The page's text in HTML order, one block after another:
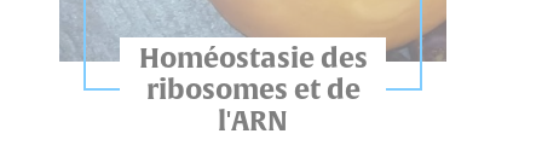
Homéostasie des
ribosomes et de
l'ARN